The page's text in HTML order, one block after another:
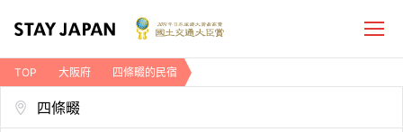
TOP 大阪府 四條畷的民宿